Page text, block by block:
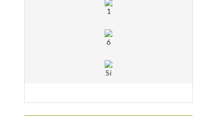
1
6
Sí